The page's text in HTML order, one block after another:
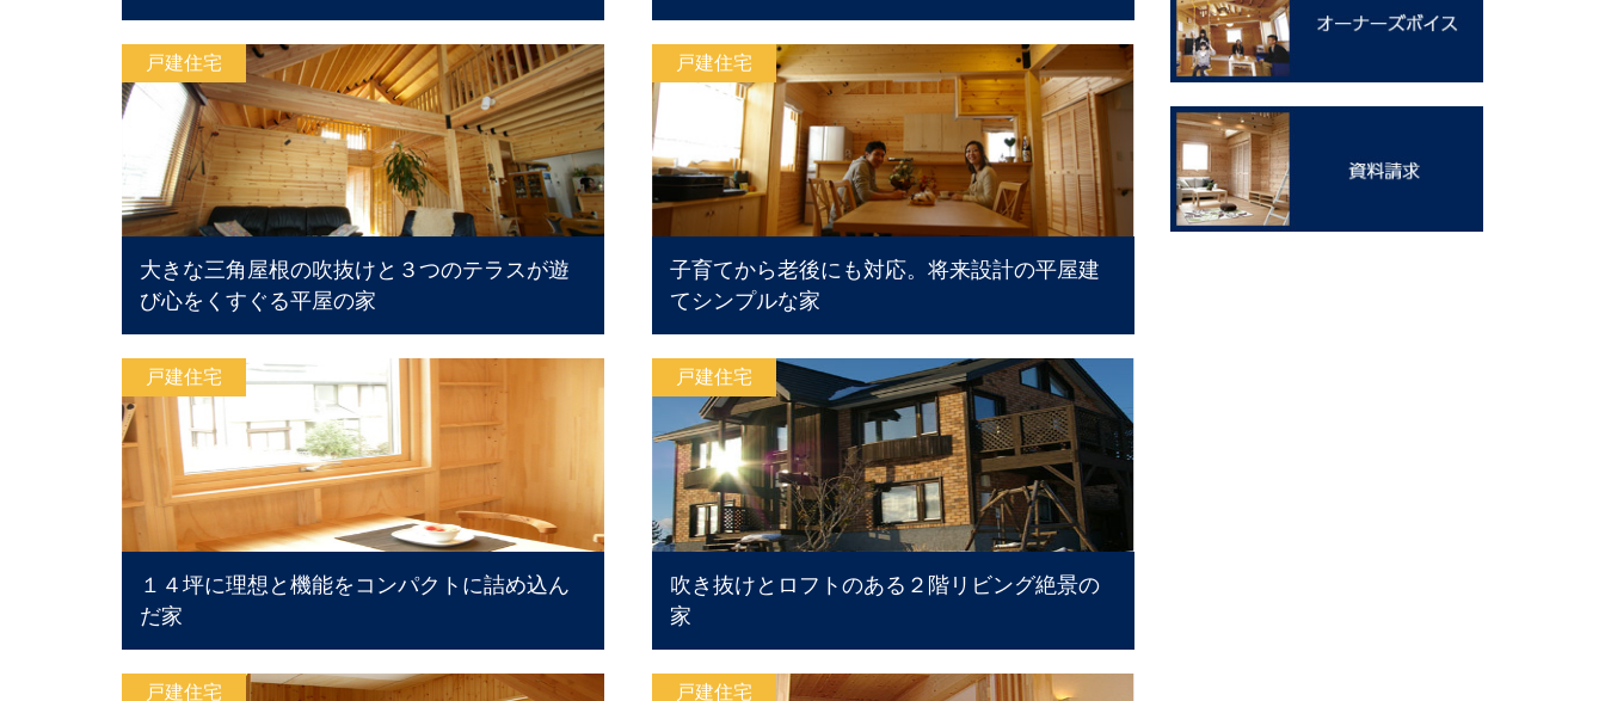
戸建住宅
大きな三角屋根の吹抜けと３つのテラスが遊
び心をくすぐる平屋の家
戸建住宅
子育てから老後にも対応。将来設計の平屋建
てシンプルな家
戸建住宅
１４坪に理想と機能をコンパクトに詰め込ん
だ家
戸建住宅
吹き抜けとロフトのある２階リビング絶景の
家
戸建住宅 戸建住宅